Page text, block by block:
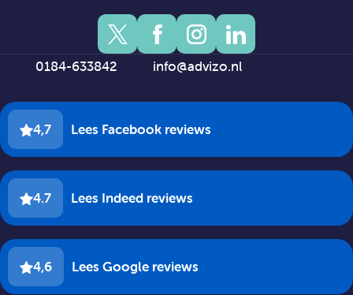
0184-633842 info@advizo.nl
4,7 Lees Facebook reviews
4.7 Lees Indeed reviews
4,6 Lees Google reviews